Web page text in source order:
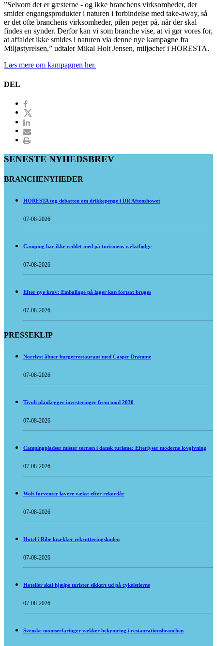
”Selvom det er gæsterne - og ikke branchens virksomheder, der
smider engangsprodukter i naturen i forbindelse med take-away, så
er det ofte branchens virksomheder, pilen peger på, når der skal
findes en synder. Derfor kan vi som branche vise, at vi gør vores for,
at affaldet ikke smides i naturen via denne nye kampagne fra
Miljøstyrelsen,” udtaler Mikal Holt Jensen, miljøchef i HORESTA.
Læs mere om kampagnen her.
DEL
SENESTE NYHEDSBREV
BRANCHENYHEDER
HORESTA tog debatten om drikkepenge i DR Aftenshowet
07-08-2026
Camping har ikke reddet med på turismens vækstbølge
07-08-2026
Efter nye krav: Emballage på lager kan fortsat bruges
07-08-2026
PRESSEKLIP
Norrlyst åbner burgerrestaurant med Casper Drømme
07-08-2026
Tivoli planlægger investeringer frem mod 2030
07-08-2026
Campingpladser mister terræn i dansk turisme: Efterlyser moderne lovgivning
07-08-2026
Wolt forventer lavere vækst efter rekordår
07-08-2026
Hotel i Ribe knækker rekrutteringskoden
07-08-2026
Hoteller skal hjælpe turister sikkert ud på cykelstierne
07-08-2026
Svenske momserfaringer vækker bekymring i restaurationsbranchen